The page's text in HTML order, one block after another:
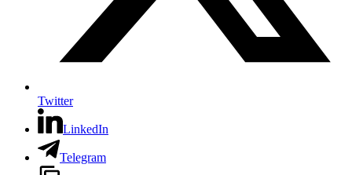
Twitter
LinkedIn
Telegram